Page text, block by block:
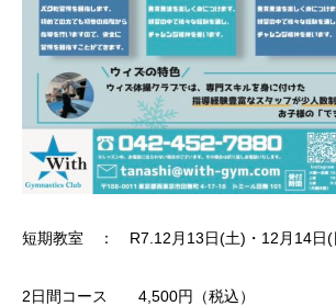
短期教室 ： R7.12月13日(土)・12月14日(
2日間コース 4,500円（税込）